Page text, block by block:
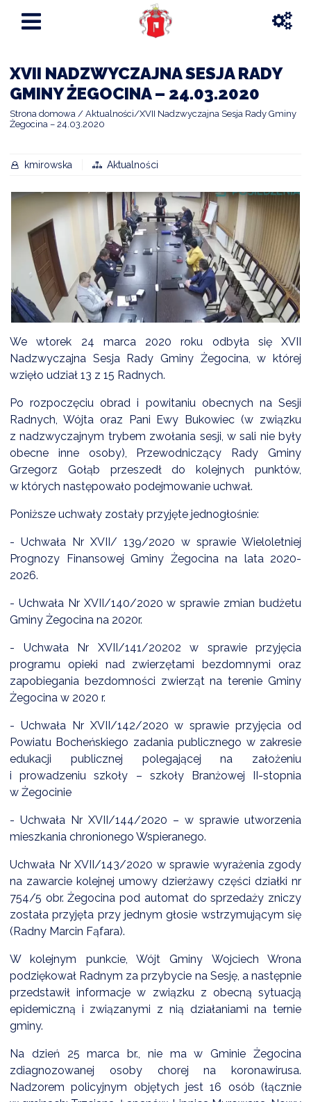
OBSŁUGI
CZYSTE POWIETRZE
EWIDENCJA EMISYJNOŚCI BUDYNKÓW (CEEB)
XVII NADZWYCZAJNA SESJA RADY
GMINY ŻEGOCINA – 24.03.2020
Strona domowa Aktualności XVII Nadzwyczajna Sesja Rady Gminy
Żegocina – 24.03.2020
kmirowska Aktualności
We wtorek 24 marca 2020 roku odbyła się XVII
Nadzwyczajna Sesja Rady Gminy Żegocina, w której
wzięło udział 13 z 15 Radnych.
Po rozpoczęciu obrad i powitaniu obecnych na Sesji
Radnych, Wójta oraz Pani Ewy Bukowiec (w związku
z nadzwyczajnym trybem zwołania sesji, w sali nie były
obecne inne osoby), Przewodniczący Rady Gminy
Grzegorz Gołąb przeszedł do kolejnych punktów,
w których następowało podejmowanie uchwał.
Poniższe uchwały zostały przyjęte jednogłośnie:
- Uchwała Nr XVII/ 139/2020 w sprawie Wieloletniej
Prognozy Finansowej Gminy Żegocina na lata 2020-
2026.
- Uchwała Nr XVII/140/2020 w sprawie zmian budżetu
Gminy Żegocina na 2020r.
- Uchwała Nr XVII/141/20202 w sprawie przyjęcia
programu opieki nad zwierzętami bezdomnymi oraz
zapobiegania bezdomności zwierząt na terenie Gminy
Żegocina w 2020 r.
- Uchwała Nr XVII/142/2020 w sprawie przyjęcia od
Powiatu Bocheńskiego zadania publicznego w zakresie
edukacji publicznej polegającej na założeniu
i prowadzeniu szkoły – szkoły Branżowej II-stopnia
w Żegocinie
- Uchwała Nr XVII/144/2020 – w sprawie utworzenia
mieszkania chronionego Wspieranego.
Uchwała Nr XVII/143/2020 w sprawie wyrażenia zgody
na zawarcie kolejnej umowy dzierżawy części działki nr
754/5 obr. Żegocina pod automat do sprzedaży zniczy
została przyjęta przy jednym głosie wstrzymującym się
(Radny Marcin Fąfara).
W kolejnym punkcie, Wójt Gminy Wojciech Wrona
podziękował Radnym za przybycie na Sesję, a następnie
przedstawił informacje w związku z obecną sytuacją
epidemiczną i związanymi z nią działaniami na ternie
gminy.
Na dzień 25 marca br., nie ma w Gminie Żegocina
zdiagnozowanej osoby chorej na koronawirusa.
Nadzorem policyjnym objętych jest 16 osób (łącznie